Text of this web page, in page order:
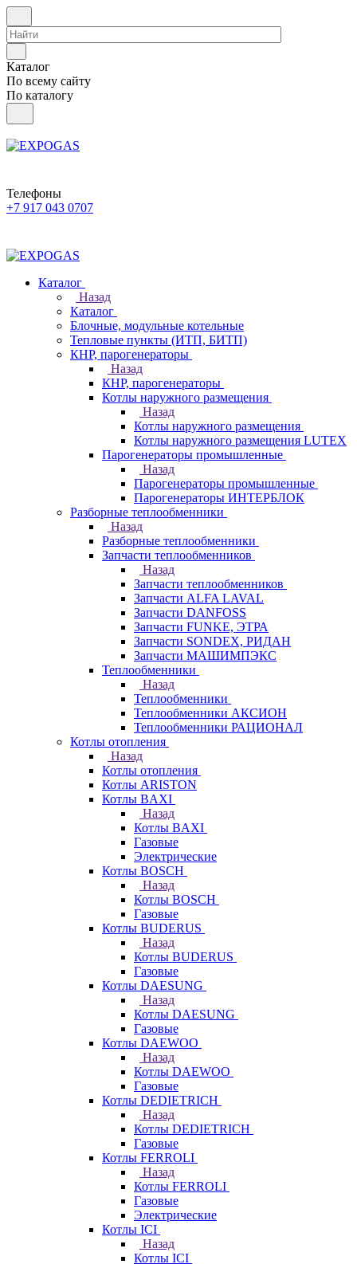
Каталог
По всему сайту
По каталогу
Телефоны
+7 917 043 0707
Каталог
Назад
Каталог
Блочные, модульные котельные
Тепловые пункты (ИТП, БИТП)
КНР, парогенераторы
Назад
КНР, парогенераторы
Котлы наружного размещения
Назад
Котлы наружного размещения
Котлы наружного размещения LUTEX
Парогенераторы промышленные
Назад
Парогенераторы промышленные
Парогенераторы ИНТЕРБЛОК
Разборные теплообменники
Назад
Разборные теплообменники
Запчасти теплообменников
Назад
Запчасти теплообменников
Запчасти ALFA LAVAL
Запчасти DANFOSS
Запчасти FUNKE, ЭТРА
Запчасти SONDEX, РИДАН
Запчасти МАШИМПЭКС
Теплообменники
Назад
Теплообменники
Теплообменники АКСИОН
Теплообменники РАЦИОНАЛ
Котлы отопления
Назад
Котлы отопления
Котлы ARISTON
Котлы BAXI
Назад
Котлы BAXI
Газовые
Электрические
Котлы BOSCH
Назад
Котлы BOSCH
Газовые
Котлы BUDERUS
Назад
Котлы BUDERUS
Газовые
Котлы DAESUNG
Назад
Котлы DAESUNG
Газовые
Котлы DAEWOO
Назад
Котлы DAEWOO
Газовые
Котлы DEDIETRICH
Назад
Котлы DEDIETRICH
Газовые
Котлы FERROLI
Назад
Котлы FERROLI
Газовые
Электрические
Котлы ICI
Назад
Котлы ICI